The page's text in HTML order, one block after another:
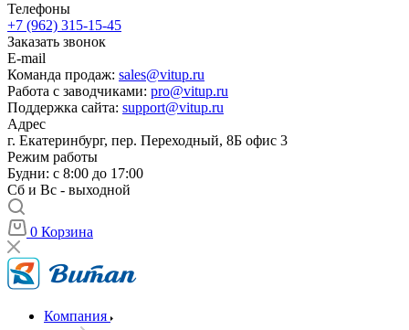
Телефоны
+7 (962) 315-15-45
Заказать звонок
E-mail
Команда продаж: sales@vitup.ru
Работа с заводчиками: pro@vitup.ru
Поддержка сайта: support@vitup.ru
Адрес
г. Екатеринбург, пер. Переходный, 8Б офис 3
Режим работы
Будни: с 8:00 до 17:00
Сб и Вс - выходной
0 Корзина
Компания